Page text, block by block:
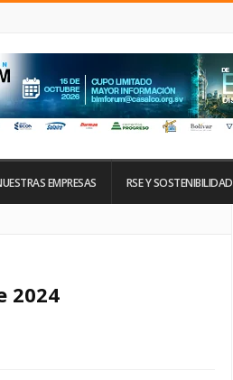
EMPRESAS RSE Y SOSTENIBILIDAD
2024